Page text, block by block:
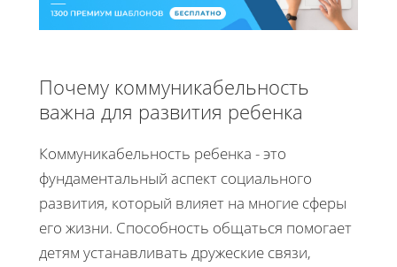
Почему коммуникабельность
важна для развития ребенка
Коммуникабельность ребенка - это
фундаментальный аспект социального
развития, который влияет на многие сферы
его жизни. Способность общаться помогает
детям устанавливать дружеские связи,